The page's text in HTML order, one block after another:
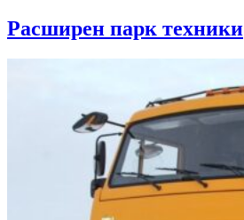
Расширен парк техники